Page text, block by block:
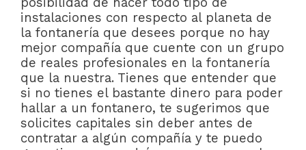
instalaciones con respecto al planeta de
la fontanería que desees porque no hay
mejor compañía que cuente con un grupo
de reales profesionales en la fontanería
que la nuestra. Tienes que entender que
si no tienes el bastante dinero para poder
hallar a un fontanero, te sugerimos que
solicites capitales sin deber antes de
contratar a algún compañía y te puedo